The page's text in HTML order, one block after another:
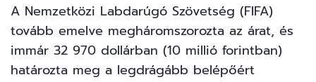
A Nemzetközi Labdarúgó Szövetség (FIFA)
tovább emelve megháromszorozta az árat, és
immár 32 970 dollárban (10 millió forintban)
határozta meg a legdrágább belépőért